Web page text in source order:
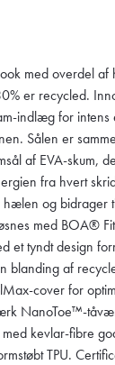
med overdel
er recycled.
indlæg for
Sålen er
af EVA-skum,
fra hvert
hælen og bidrager
med BOA®
et tyndt design
blanding af
cover for
NanoToe™-
kevlar-fibre
TPU.